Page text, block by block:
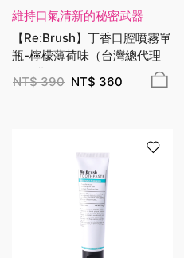
維持口氣清新的秘密武器
【Re:Brush】丁香口腔噴霧單
瓶-檸檬薄荷味（台灣總代理
公司貨）
NT$390 NT$ 360